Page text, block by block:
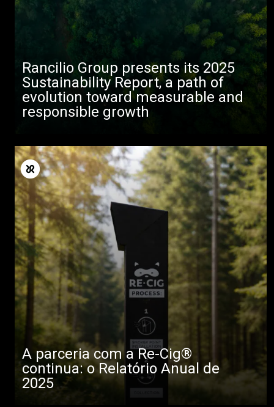
Rancilio Group presents its 2025
Sustainability Report, a path of
evolution toward measurable and
responsible growth
A parceria com a Re-Cig®
continua: o Relatório Anual de
2025